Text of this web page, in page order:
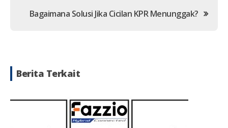
Bagaimana Solusi Jika Cicilan KPR Menunggak?
Berita Terkait